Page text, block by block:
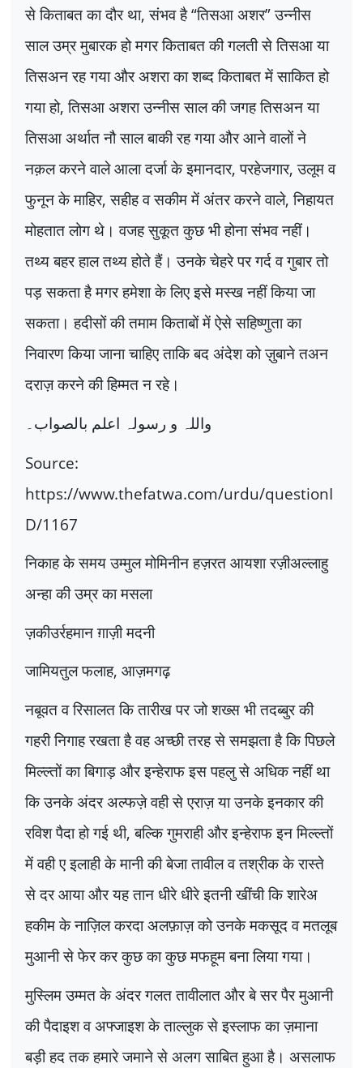
से किताबत का दौर था,संभव है“तिसआ अशर”उन्नीस
साल उम्र मुबारक हो मगर किताबत की गलती से तिसआ या
तिसअन रह गया और अशरा का शब्द किताबत में साकित हो
गया हो,तिसआ अशरा उन्नीस साल की जगह तिसअन या
तिसआ अर्थात नौ साल बाकी रह गया और आने वालों ने
नक़ल करने वाले आला दर्जा के इमानदार,परहेजगार,उलूम व
फुनून के माहिर,सहीह व सकीम में अंतर करने वाले,निहायत
मोहतात लोग थे। वजह सुकूत कुछ भी होना संभव नहीं।
तथ्य बहर हाल तथ्य होते हैं। उनके चेहरे पर गर्द व गुबार तो
पड़ सकता है मगर हमेशा के लिए इसे मस्ख नहीं किया जा
सकता। हदीसों की तमाम किताबों में ऐसे सहिष्णुता का
निवारण किया जाना चाहिए ताकि बद अंदेश को ज़ुबाने तअन
दराज़ करने की हिम्मत न रहे।
واللہ و رسولہ اعلم بالصواب۔
Source:
https://www.thefatwa.com/urdu/questionI
D/1167
निकाह के समय उम्मुल मोमिनीन हज़रत आयशा रज़ीअल्लाहु
अन्हा की उम्र का मसला
ज़कीउर्रहमान ग़ाज़ी मदनी
जामियतुल फलाह, आज़मगढ़
नबूवत व रिसालत कि तारीख पर जो शख्स भी तदब्बुर की
गहरी निगाह रखता है वह अच्छी तरह से समझता है कि पिछले
मिल्ल्तों का बिगाड़ और इन्हेराफ इस पहलु से अधिक नहीं था
कि उनके अंदर अल्फज़े वही से एराज़ या उनके इनकार की
रविश पैदा हो गई थी,बल्कि गुमराही और इन्हेराफ इन मिल्ल्तों
में वही ए इलाही के मानी की बेजा तावील व तश्रीक के रास्ते
से दर आया और यह तान धीरे धीरे इतनी खींची कि शारेअ
हकीम के नाज़िल करदा अलफ़ाज़ को उनके मकसूद व मतलूब
मुआनी से फेर कर कुछ का कुछ मफहूम बना लिया गया।
मुस्लिम उम्मत के अंदर गलत तावीलात और बे सर पैर मुआनी
की पैदाइश व अफ्जाइश के ताल्लुक से इस्लाफ का ज़माना
बड़ी हद तक हमारे जमाने से अलग साबित हुआ है। असलाफ